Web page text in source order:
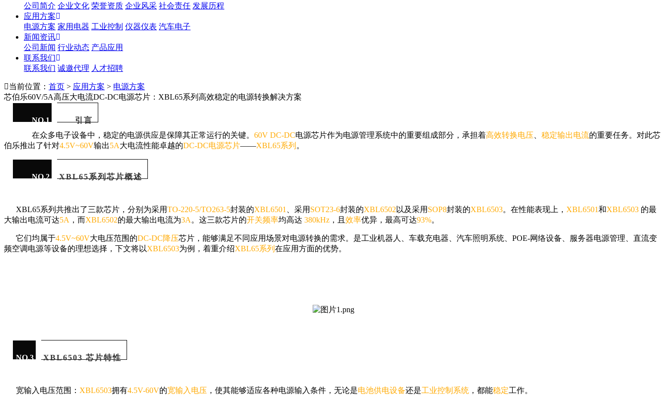
公司简介 企业文化 荣誉资质 企业风采 社会责任 发展历程
应用方案
电源方案 家用电器 工业控制 仪器仪表 汽车电子
新闻资讯
公司新闻 行业动态 产品应用
联系我们
联系我们 诚邀代理 人才招聘
当前位置： 首页 > 应用方案 > 电源方案
芯伯乐60V/5A高压大电流DC-DC电源芯片：XBL65系列高效稳定的电源转换解决方案
NO.1
引言
在众多电子设备中，稳定的电源供应是保障其正常运行的关键。 60V DC-DC电源芯片作为电源管理系统中的重要组成部分，承担着高效转换电压 稳定输出电流的重要任务。对此芯
伯乐推出了针对4.5V~60V输出5A大电流性能卓越的DC-DC电源芯片——XBL65系列 。
NO.2 XBL65系列芯片概述
XBL65系列共推出了三款芯片，分别为采用TO-220-5/TO263-5封装的XBL6501 、采用 SOT23-6封装的XBL6502 以及采用 SOP8封装的XBL6503。在性能表现上， XBL6501和XBL6503 的最
大输出电流可达5A ，而XBL6502的最大输出电流为3A 。这三款芯片的开关频率均高达 380kHz ，且 效率优异，最高可达93%。
它们均属于4.5V~60V大电压范围的DC-DC降压芯片，能够满足不同应用场景对电源转换的需求。是工业机器人、车载充电器、汽车照明系统、POE-网络设备、服务器电源管理、直流变
频空调电源等设备的理想选择，下文将以XBL6503为例，着重介绍XBL65系列 在应用方面的优势。
NO.3 XBL6503 芯片特性
宽输入电压范围： XBL6503拥有4.5V-60V的宽输入电压 ，使其能够适应各种电源输入条件，无论是电池供电设备还是工业控制系统 ，都能稳定工作。